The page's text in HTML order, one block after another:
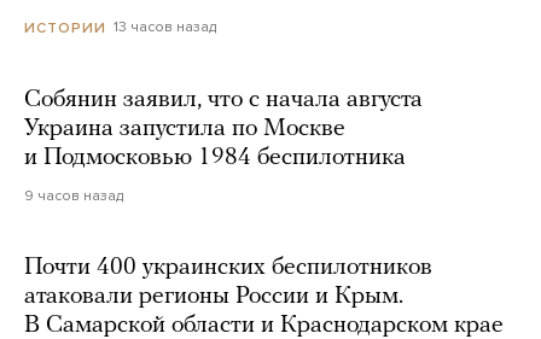
ИСТОРИИ 13 часов назад
Собянин заявил, что с начала августа
Украина запустила по Москве
и Подмосковью 1984 беспилотника
9 часов назад
Почти 400 украинских беспилотников
атаковали регионы России и Крым.
В Самарской области и Краснодарском крае